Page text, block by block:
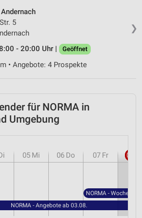
❯
5
- 20:00 Uhr |
Geöffnet
• Angebote: 4 Prospekte
für NORMA in
Umgebung
05 Mi 06 Do 07 Fr 08
NORMA - Angebote ab 03.08.
Standortdaten
angeforderten